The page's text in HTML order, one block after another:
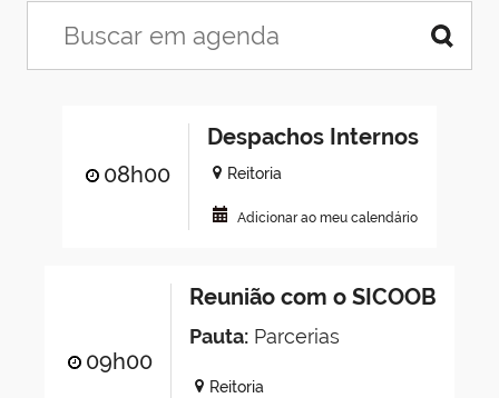
08h00
Despachos Internos
Reitoria
Adicionar ao meu calendário
09h00
Reunião com o SICOOB
Pauta: Parcerias
Reitoria